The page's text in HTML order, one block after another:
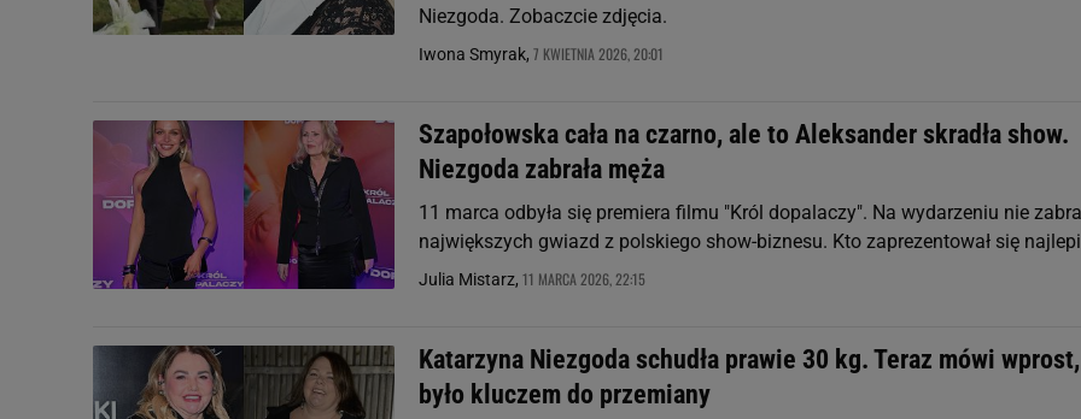
Niezgoda. Zobaczcie zdjęcia.
Iwona Smyrak, 7 KWIETNIA 2026, 20:01
Szapołowska cała na czarno, ale to Aleksander skradła show.
Niezgoda zabrała męża
11 marca odbyła się premiera filmu "Król dopalaczy". Na wydarzeniu nie
największych gwiazd z polskiego show-biznesu. Kto zaprezentował się
Julia Mistarz, 11 MARCA 2026, 22:15
Katarzyna Niezgoda schudła prawie 30 kg. Teraz mówi
było kluczem do przemiany